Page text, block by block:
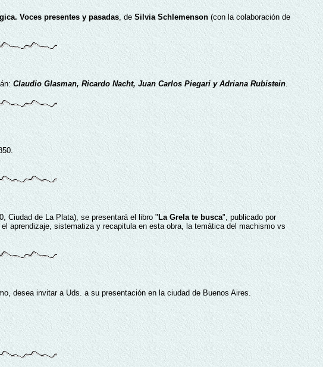
Voces presentes y pasadas, de Silvia Schlemenson (con la colaboración de
Claudio Glasman, Ricardo Nacht, Juan Carlos Piegari y Adriana Rubistein.
Ciudad de La Plata), se presentará el libro "La Grela te busca", publicado por
aprendizaje, sistematiza y recapitula en esta obra, la temática del machismo vs
desea invitar a Uds. a su presentación en la ciudad de Buenos Aires.